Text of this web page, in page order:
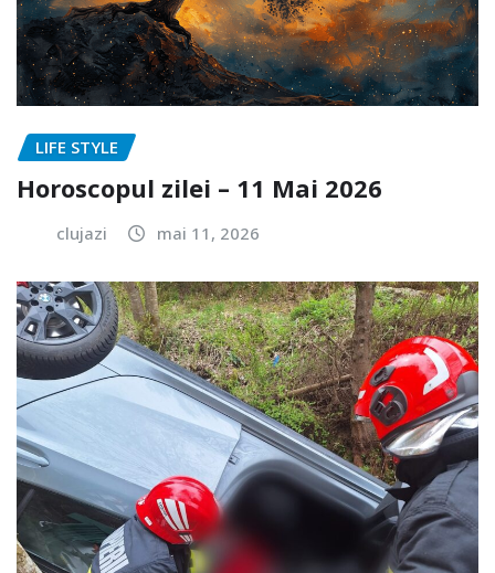
LIFE STYLE
Horoscopul zilei – 11 Mai 2026
clujazi mai 11, 2026